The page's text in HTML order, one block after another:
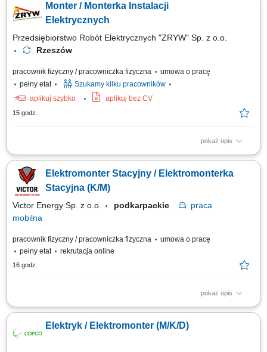
zespołem podczas realizacji inwestycji.
Monter / Monterka Instalacji
Elektrycznych
Przedsiębiorstwo Robót Elektrycznych "ZRYW" Sp. z o.o.
Rzeszów
pracownik fizyczny / pracowniczka fizyczna
umowa o pracę
pełny etat
Szukamy kilku pracowników
aplikuj szybko
aplikuj bez CV
15 godz.
pokaż opis
Montaż instalacji elektrycznych zgodnie z dokumentacją i obowiązującymi
standardami. Wykonywanie prac montażowych na realizowanych
inwestycjach. Dbanie o jakość i terminowość wykonywanych prac.
Przestrzeganie zasad bezpieczeństwa podczas realizacji zadań.
Elektromonter Stacyjny / Elektromonterka
Stacyjna (K/M)
Victor Energy Sp. z o.o. podkarpackie
praca
mobilna
pracownik fizyczny / pracowniczka fizyczna
umowa o pracę
pełny etat
rekrutacja online
16 godz.
pokaż opis
praca mobilna na terenie całego kraju Zakres obowiązków: Prace
Elektryk / Elektromonter (M/K/D)